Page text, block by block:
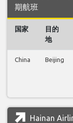
期航班
国家
目的
地
China Beijing
Hainan